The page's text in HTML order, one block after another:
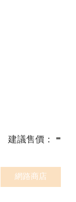
建議售價： -
網路商店